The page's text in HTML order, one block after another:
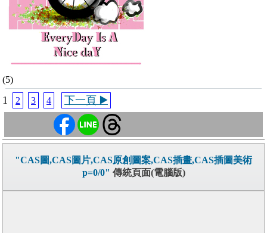
(5)
1 2 3 4 下一頁 ▶️
"CAS圖,CAS圖片,CAS原創圖案,CAS插畫,CAS插圖美術
p=0/0" 傳統頁面(電腦版)